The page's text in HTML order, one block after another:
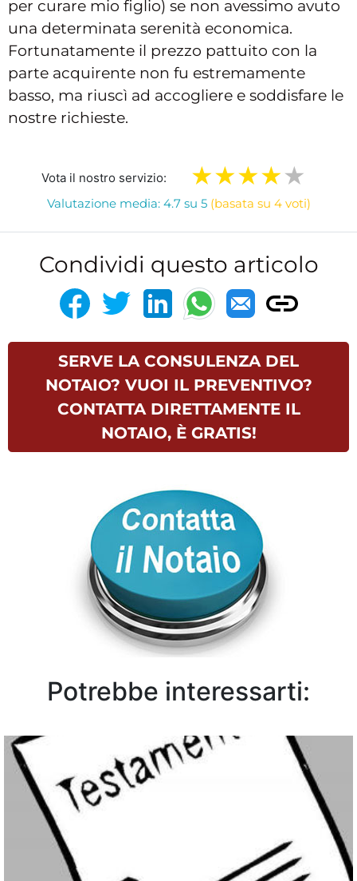
per curare mio figlio) se non avessimo avuto
una determinata serenità economica.
Fortunatamente il prezzo pattuito con la
parte acquirente non fu estremamente
basso, ma riuscì ad accogliere e soddisfare le
nostre richieste.
Vota il nostro servizio:
Valutazione media: 4.7 su 5 (basata su 4 voti)
Condividi questo articolo
SERVE LA CONSULENZA DEL
NOTAIO? VUOI IL PREVENTIVO?
CONTATTA DIRETTAMENTE IL
NOTAIO, È GRATIS!
Potrebbe interessarti: